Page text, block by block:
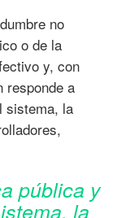
no
o de la
y, con
responde a
sistema, la
pública y
la